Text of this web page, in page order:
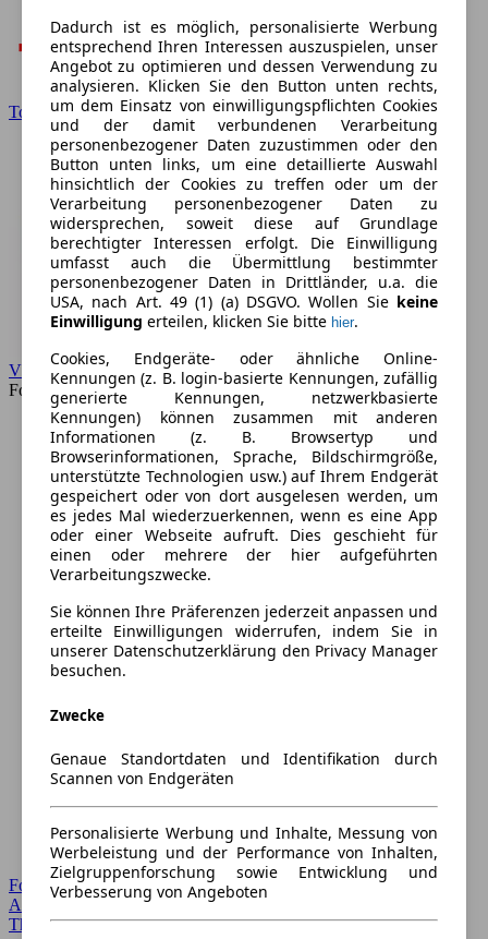
Dadurch ist es möglich, personalisierte Werbung
entsprechend Ihren Interessen auszuspielen, unser
Angebot zu optimieren und dessen Verwendung zu
analysieren. Klicken Sie den Button unten rechts,
um dem Einsatz von einwilligungspflichten Cookies
und der damit verbundenen Verarbeitung
personenbezogener Daten zuzustimmen oder den
Button unten links, um eine detaillierte Auswahl
hinsichtlich der Cookies zu treffen oder um der
Verarbeitung personenbezogener Daten zu
widersprechen, soweit diese auf Grundlage
berechtigter Interessen erfolgt. Die Einwilligung
umfasst auch die Übermittlung bestimmter
personenbezogener Daten in Drittländer, u.a. die
USA, nach Art. 49 (1) (a) DSGVO. Wollen Sie keine
Einwilligung erteilen, klicken Sie bitte hier.
Cookies, Endgeräte- oder ähnliche Online-
Kennungen (z. B. login-basierte Kennungen, zufällig
generierte Kennungen, netzwerkbasierte
Kennungen) können zusammen mit anderen
Informationen (z. B. Browsertyp und
Browserinformationen, Sprache, Bildschirmgröße,
unterstützte Technologien usw.) auf Ihrem Endgerät
gespeichert oder von dort ausgelesen werden, um
es jedes Mal wiederzuerkennen, wenn es eine App
oder einer Webseite aufruft. Dies geschieht für
einen oder mehrere der hier aufgeführten
Verarbeitungszwecke.
Sie können Ihre Präferenzen jederzeit anpassen und
erteilte Einwilligungen widerrufen, indem Sie in
unserer Datenschutzerklärung den Privacy Manager
besuchen.
Zwecke
Genaue Standortdaten und Identifikation durch
Scannen von Endgeräten
Personalisierte Werbung und Inhalte, Messung von
Werbeleistung und der Performance von Inhalten,
Zielgruppenforschung sowie Entwicklung und
Verbesserung von Angeboten
Toyota
VW
Forum
Forum Startseite
Alle Auto-Foren
Themen-Forum